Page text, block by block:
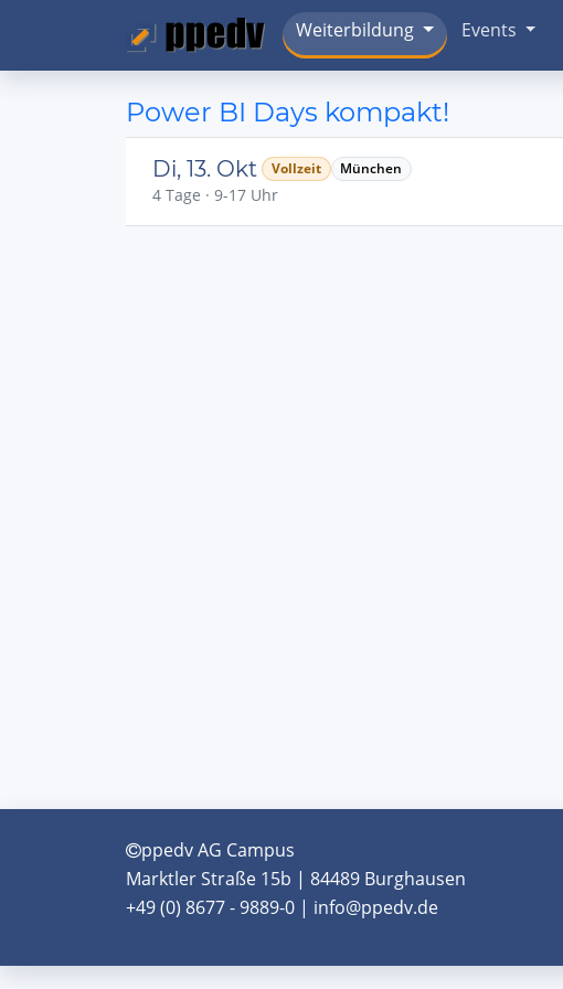
Weiterbildung Events
Power BI Days kompakt!
Di, 13. Okt Vollzeit München
4 Tage · 9-17 Uhr
ppedv AG Campus
Marktler Straße 15b | 84489 Burghausen
+49 (0) 8677 - 9889-0 | info@ppedv.de